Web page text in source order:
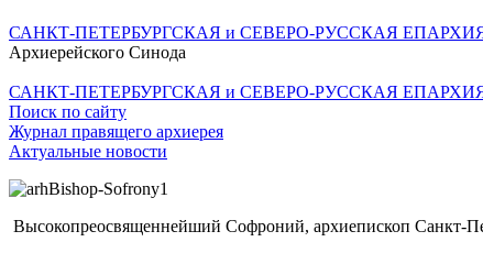
САНКТ-ПЕТЕРБУРГСКАЯ и СЕВЕРО-РУССКАЯ
Архиерейского Синода
САНКТ-ПЕТЕРБУРГСКАЯ и СЕВЕРО-РУССКАЯ
Поиск по сайту
Журнал правящего архиерея
Актуальные новости
Высокопреосвященнейший Софроний, архиепископ Санкт-